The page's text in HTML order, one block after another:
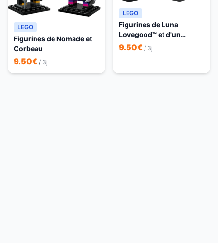
LEGO
Figurines de Nomade et
Corbeau
9.50€ / 3j
LEGO
Figurines de Luna
Lovegood™ et d'un
Sombral
9.50€ / 3j